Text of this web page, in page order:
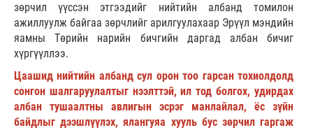
зөрчил үүссэн этгээдийг нийтийн албанд томилон
ажиллуулж байгаа зөрчлийг арилгуулахаар Эрүүл мэндийн
яамны Төрийн нарийн бичгийн даргад албан бичиг
хүргүүллээ.
Цаашид нийтийн албанд сул орон тоо гарсан тохиолдолд
сонгон шалгаруулалтыг нээлттэй, ил тод болгох, удирдах
албан тушаалтны авлигын эсрэг манлайлал, ёс зүйн
байдлыг дээшлүүлэх, ялангуяа хууль бус зөрчил гаргаж